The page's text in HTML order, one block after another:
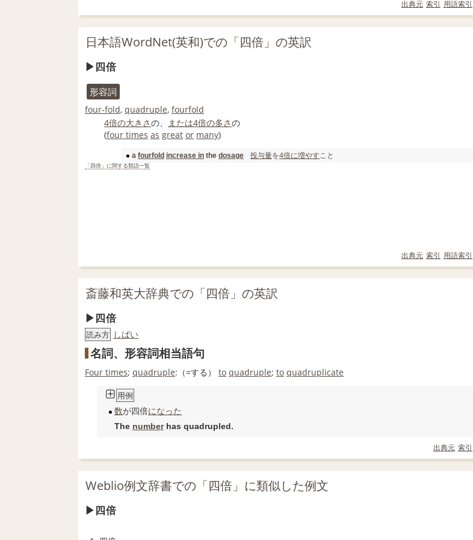
出典元 索引 用語索引
日本語WordNet(英和)での「四倍」の英訳
四倍
形容詞
four-fold, quadruple, fourfold
4倍の大きさの、 または4倍の多さの
(four times as great or many)
a fourfold increase in the dosage 投与量を4倍に増やす こと
「四倍」に関する類語一覧
出典元 索引 用語索引
斎藤和英大辞典での「四倍」の英訳
四倍
読み方 しばい
名詞、形容詞相当語句
Four times; quadruple:（=する） to quadruple; to quadruplicate
用例
数が四倍になった
The numberhas quadrupled.
出典元 索引
Weblio例文辞書での「四倍」に類似した例文
四倍